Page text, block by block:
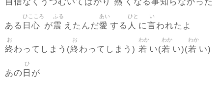
自信なくうつむいてばかり 熱 くなる事知 らなかった
ある 日心
ひこころ
が震
ふる
えたんだ愛
あい
する 人
ひと
に言
い
われたよ
終
お
わってしまう(終
お
わってしまう) 若
わか
い(若
わか
い)(若
わか
い)
あの 日
ひ
が